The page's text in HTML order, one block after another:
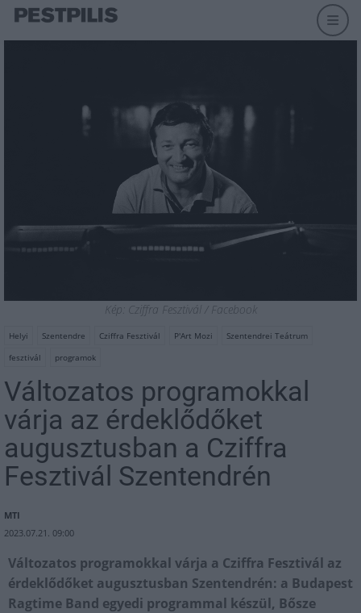
Kép: Cziffra Fesztivál / Facebook
Helyi Szentendre Cziffra Fesztivál P'Art Mozi
Szentendrei Teátrum
fesztivál
programok
Változatos programokkal
várja az érdeklődőket
augusztusban a Cziffra
Fesztivál Szentendrén
MTI
2023.07.21. 09:00
Változatos programokkal várja a Cziffra Fesztivál az
érdeklődőket augusztusban Szentendrén: a Budapest
Ragtime Band egyedi programmal készül, Bősze